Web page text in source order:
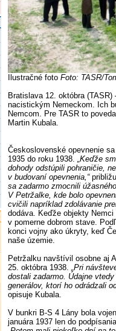
Ilustračné foto Foto: TASR/
Bratislava 12. októbra
nacistickým Nemeckom. Ich
Nemcom. Pre TASR to
Martin Kubala.
Československé opevnenie
1935 do roku 1938. „Keďže
dohody odstúpili pohraničie,
v budovaní opevnenia,“
sa zadarmo zmocnili
V Petržalke, kde bolo
cvičili napríklad zdolávanie
dodáva. Keďže objekty
v pomerne dobrom stave.
konci vojny ako úkryty, keď
naše územie.
Petržalku navštívil osobne aj
25. októbra 1938. „Pri
dostali zadarmo. Údajne
generálov, ktorí ho odrádzali
opisuje Kubala.
V bunkri B-S 4 Lány bola
januára 1937 len do